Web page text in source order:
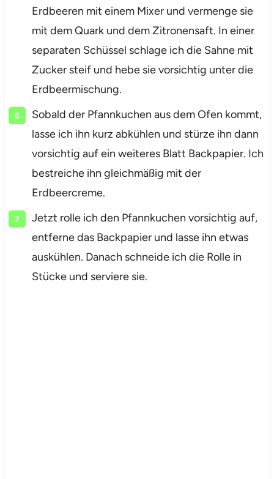
Erdbeeren mit einem Mixer und vermenge sie
mit dem Quark und dem Zitronensaft. In einer
separaten Schüssel schlage ich die Sahne mit
Zucker steif und hebe sie vorsichtig unter die
Erdbeermischung.
Sobald der Pfannkuchen aus dem Ofen kommt,
lasse ich ihn kurz abkühlen und stürze ihn dann
vorsichtig auf ein weiteres Blatt Backpapier. Ich
bestreiche ihn gleichmäßig mit der
Erdbeercreme.
Jetzt rolle ich den Pfannkuchen vorsichtig auf,
entferne das Backpapier und lasse ihn etwas
auskühlen. Danach schneide ich die Rolle in
Stücke und serviere sie.